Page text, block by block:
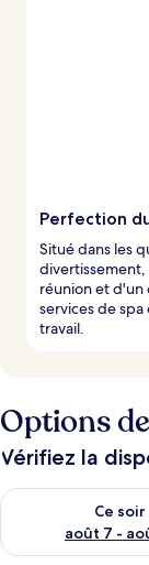
Perfection
Situé dans les
réunion et d'un
services de
travail.
Options
Vérifiez la
Ce soir
août 7 -
Vérifier la